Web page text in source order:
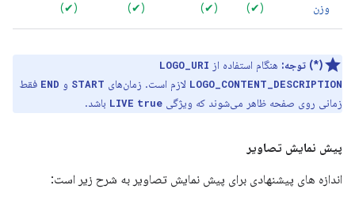
وزن (✔)
(✔)
(✔)
(✔)
(*) توجه: هنگام استفاده از LOGO_URI
LOGO_CONTENT_DESCRIPTION لازم است. زمان‌های START و END فقط
زمانی روی صفحه ظاهر می‌شوند که ویژگی
LIVE true باشد.
پیش نمایش تصاویر
اندازه های پیشنهادی برای پیش نمایش تصاویر به شرح زیر است: